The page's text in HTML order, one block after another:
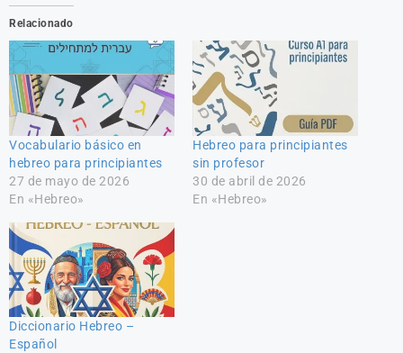
Relacionado
Vocabulario básico en
hebreo para principiantes
27 de mayo de 2026
En «Hebreo»
Hebreo para principiantes
sin profesor
30 de abril de 2026
En «Hebreo»
Diccionario Hebreo –
Español